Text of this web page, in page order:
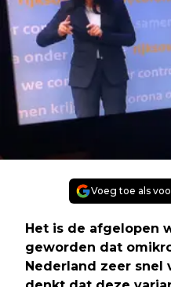
Voeg toe als
Het is de afgelopen
geworden dat
Nederland zeer snel